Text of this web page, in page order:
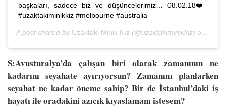
başkaları, sadece biz ve düşüncelerimiz… 08.02.18❤️
#uzaktakiminikkiz #melbourne #australia
A post shared by Uzaktaki Minik Kız (@uzaktakiminikkiz) on
S:Avusturalya’da çalışan biri olarak zamanının ne
kadarını seyahate ayırıyorsun? Zamanını planlarken
seyahat ne kadar öneme sahip? Bir de İstanbul’daki iş
hayatı ile oradakini azıcık kıyaslamanı istesem?